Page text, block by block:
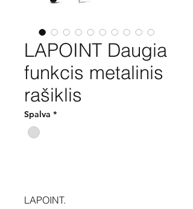
LAPOINT Daugia
funkcis metalinis
rašiklis
Spalva *
LAPOINT.